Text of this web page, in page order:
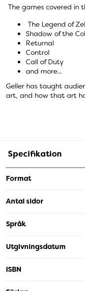
The games covered in
The Legend of
Shadow of the
Returnal
Control
Call of Duty
and more...
Geller has taught
art, and how that art
Specifikation
Format
Antal sidor
Språk
Utgivningsdatum
ISBN